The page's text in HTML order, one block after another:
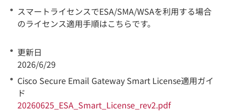
スマートライセンスでESA/SMA/WSAを利用する場合
のライセンス適用手順はこちらです。
更新日
2026/6/29
Cisco Secure Email Gateway Smart License適用ガイ
ド
20260625_ESA_Smart_License_rev2.pdf